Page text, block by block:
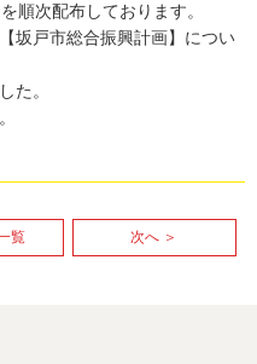
順次配布しております。
坂戸市総合振興計画】につい
た。
覧 次へ ＞